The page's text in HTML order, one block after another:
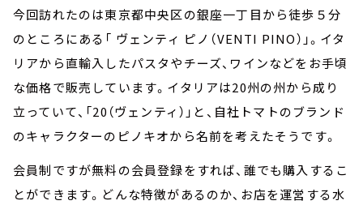
今回訪れたのは東京都中央区の銀座一丁目から徒歩５分
のところにある「 ヴェンティ ピノ（VENTI PINO）」。イタ
リアから直輸入したパスタやチーズ、ワインなどをお手頃
な価格で販売しています。イタリアは20州の州から成り
立っていて、「20（ヴェンティ）」と、自社トマトのブランド
のキャラクターのピノキオから名前を考えたそうです。
会員制ですが無料の会員登録をすれば、誰でも購入するこ
とができます。どんな特徴があるのか、お店を運営する水